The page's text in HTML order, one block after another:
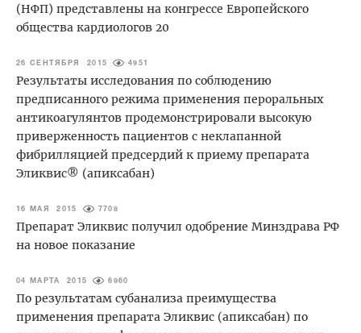
(НФП) представлены на конгрессе Европейского
общества кардиологов 20
26 СЕНТЯБРЯ 2015 4951
Результаты исследования по соблюдению
предписанного режима применения пероральных
антикоагулянтов продемонстрировали высокую
приверженность пациентов с неклапанной
фибрилляцией предсердий к приему препарата
Эликвис® (апиксабан)
16 МАЯ 2015 7708
Препарат Эликвис получил одобрение Минздрава РФ
на новое показание
04 МАРТА 2015 6960
По результатам субанализа преимущества
применения препарата Эликвис (апиксабан) по